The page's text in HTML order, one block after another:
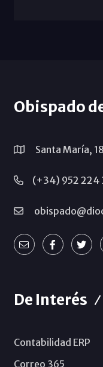
Obispado
Santa María,
(+34) 952 224
De Interés
Contabilidad ERP
Correo 365